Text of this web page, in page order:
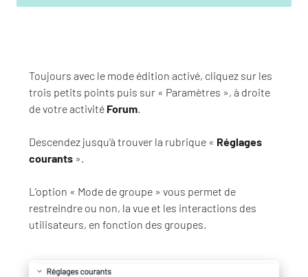
Toujours avec le mode édition activé, cliquez sur les
trois petits points puis sur « Paramètres », à droite
de votre activité Forum.
Descendez jusqu’à trouver la rubrique « Réglages
courants ».
L’option « Mode de groupe » vous permet de
restreindre ou non, la vue et les interactions des
utilisateurs, en fonction des groupes.